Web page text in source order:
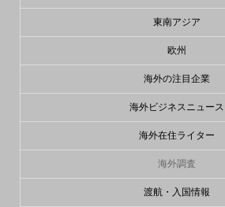
東南アジア
欧州
海外の注目企業
海外ビジネスニュース
海外在住ライター
海外調査
渡航・入国情報